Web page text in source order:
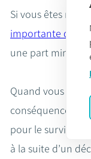
Si vous êtes
importante de la
une part
Quand vous êtes
conséquences :
pour le survivant
à la suite d’un